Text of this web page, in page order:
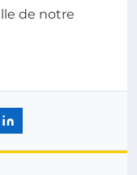
de notre